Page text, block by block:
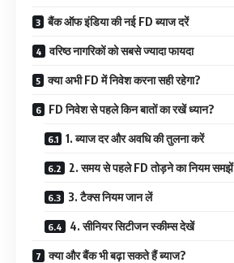
बैंक ऑफ इंडिया की नई FD ब्याज दरें
वरिष्ठ नागरिकों को सबसे ज्यादा फायदा
क्या अभी FD में निवेश करना सही रहेगा?
FD निवेश से पहले किन बातों का रखें ध्यान?
1. ब्याज दर और अवधि की तुलना करें
2. समय से पहले FD तोड़ने का नियम समझें
3. टैक्स नियम जान लें
4. सीनियर सिटीजन स्कीम्स देखें
क्या और बैंक भी बढ़ा सकते हैं ब्याज?